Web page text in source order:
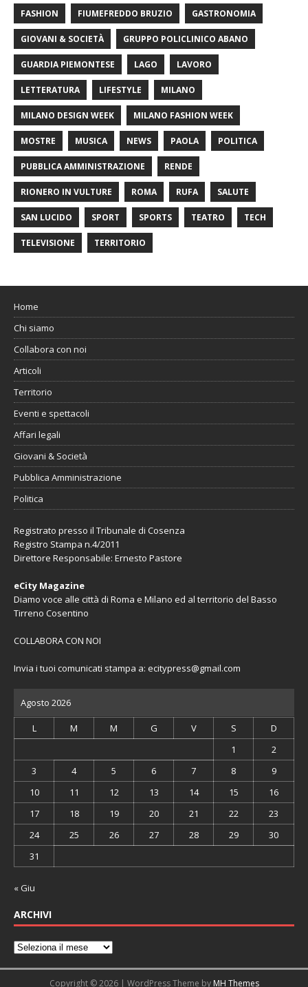
FASHION FIUMEFREDDO BRUZIO GASTRONOMIA
GIOVANI & SOCIETÀ GRUPPO POLICLINICO ABANO
GUARDIA PIEMONTESE LAGO LAVORO
LETTERATURA LIFESTYLE MILANO
MILANO DESIGN WEEK MILANO FASHION WEEK
MOSTRE MUSICA NEWS PAOLA POLITICA
PUBBLICA AMMINISTRAZIONE RENDE
RIONERO IN VULTURE ROMA RUFA SALUTE
SAN LUCIDO SPORT SPORTS TEATRO TECH
TELEVISIONE TERRITORIO
Home
Chi siamo
Collabora con noi
Articoli
Territorio
Eventi e spettacoli
Affari legali
Giovani & Società
Pubblica Amministrazione
Politica
Registrato presso il Tribunale di Cosenza
Registro Stampa n.4/2011
Direttore Responsabile: Ernesto Pastore
eCity Magazine
Diamo voce alle città di Roma e Milano ed al territorio del Basso
Tirreno Cosentino
COLLABORA CON NOI
Invia i tuoi comunicati stampa a: ecitypress@gmail.com
Agosto 2026
L M M G V S
D
1
2
3
4 5 6 7 8
9
10
11 12 13 14 15
16
17
18 19 20 21 22
23
24
25 26 27 28 29
30
31
« Giu
ARCHIVI
Copyright © 2026 | WordPress Theme by MH Themes